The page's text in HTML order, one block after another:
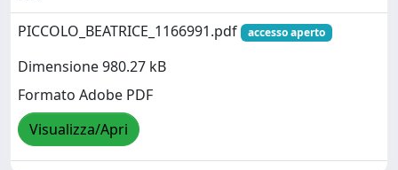
PICCOLO_BEATRICE_1166991.pdf
accesso aperto
Dimensione 980.27 kB
Formato Adobe PDF
Visualizza/Apri